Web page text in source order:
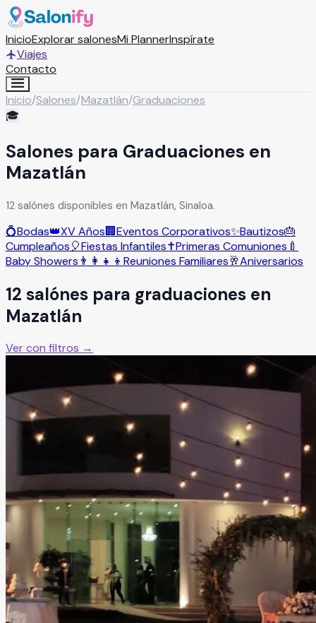
InicioExplorar salonesMi PlannerInspírate
Viajes
Contacto
Inicio/Salones/Mazatlán/Graduaciones
🎓
Salones para Graduaciones en
Mazatlán
12 salónes disponibles en Mazatlán, Sinaloa.
💍Bodas👑XV Años🏢Eventos Corporativos✨Bautizos🎂
Cumpleaños🎈Fiestas Infantiles✝️Primeras Comuniones 🍼
Baby Showers 👨‍👩‍👧‍👦 Reuniones Familiares🥂Aniversarios
12 salónes para graduaciones en
Mazatlán
Ver con filtros →